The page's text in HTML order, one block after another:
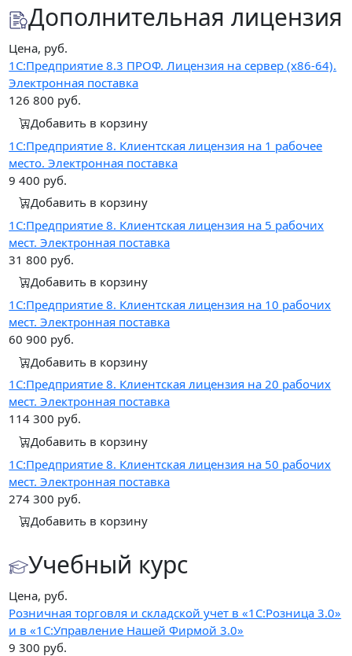
Дополнительная лицензия
Цена, руб.
1С:Предприятие 8.3 ПРОФ. Лицензия на сервер (x86-64).
Электронная поставка
126 800 руб.
Добавить в корзину
1С:Предприятие 8. Клиентская лицензия на 1 рабочее
место. Электронная поставка
9 400 руб.
Добавить в корзину
1С:Предприятие 8. Клиентская лицензия на 5 рабочих
мест. Электронная поставка
31 800 руб.
Добавить в корзину
1С:Предприятие 8. Клиентская лицензия на 10 рабочих
мест. Электронная поставка
60 900 руб.
Добавить в корзину
1С:Предприятие 8. Клиентская лицензия на 20 рабочих
мест. Электронная поставка
114 300 руб.
Добавить в корзину
1С:Предприятие 8. Клиентская лицензия на 50 рабочих
мест. Электронная поставка
274 300 руб.
Добавить в корзину
Учебный курс
Цена, руб.
Розничная торговля и складской учет в «1С:Розница 3.0»
и в «1С:Управление Нашей Фирмой 3.0»
9 300 руб.